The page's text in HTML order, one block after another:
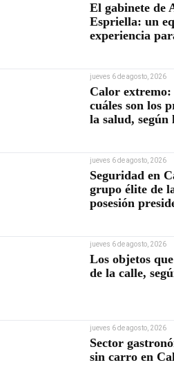
El gabinete de
Espriella: un
experiencia
jueves 6 de agosto, 2026
Calor extremo:
cuáles son los
la salud, según
jueves 6 de agosto, 2026
Seguridad en
grupo élite de
posesión
jueves 6 de agosto, 2026
Los objetos
de la calle,
jueves 6 de agosto, 2026
Sector
sin carro en